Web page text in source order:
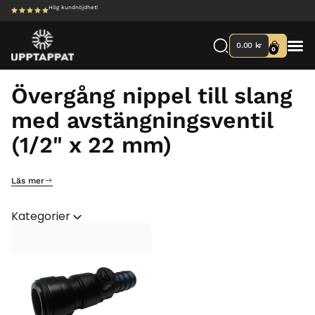
Hög kundnöjdhet!
0.00 kr 0
Övergång nippel till slang
med avstängningsventil
(1/2" x 22 mm)
Läs mer
Kategorier